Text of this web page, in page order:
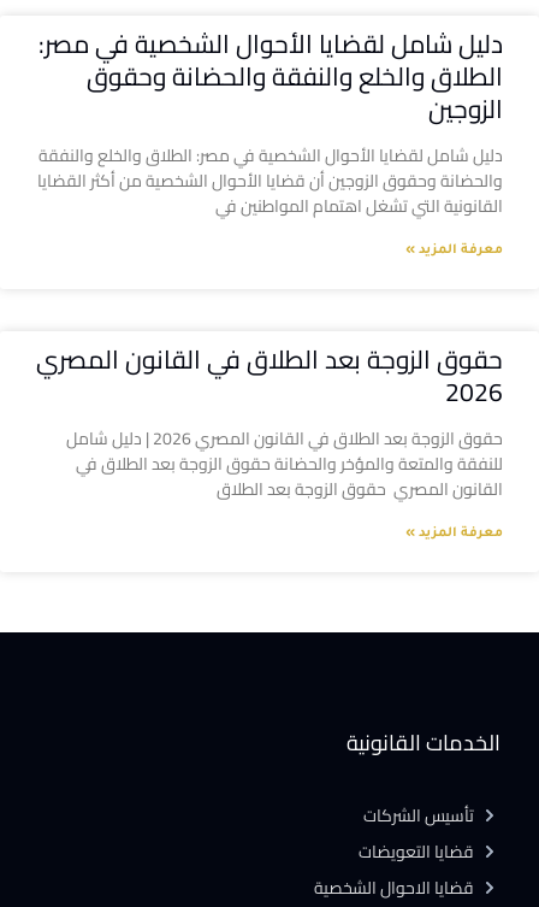
دليل شامل لقضايا الأحوال الشخصية في مصر:
الطلاق والخلع والنفقة والحضانة وحقوق
الزوجين
دليل شامل لقضايا الأحوال الشخصية في مصر: الطلاق والخلع والنفقة
والحضانة وحقوق الزوجين أن قضايا الأحوال الشخصية من أكثر القضايا
القانونية التي تشغل اهتمام المواطنين في
معرفة المزيد »
حقوق الزوجة بعد الطلاق في القانون المصري
2026
حقوق الزوجة بعد الطلاق في القانون المصري 2026 | دليل شامل
للنفقة والمتعة والمؤخر والحضانة حقوق الزوجة بعد الطلاق في
القانون المصري حقوق الزوجة بعد الطلاق
معرفة المزيد »
الخدمات القانونية
تأسيس الشركات
قضايا التعويضات
قضايا الاحوال الشخصية